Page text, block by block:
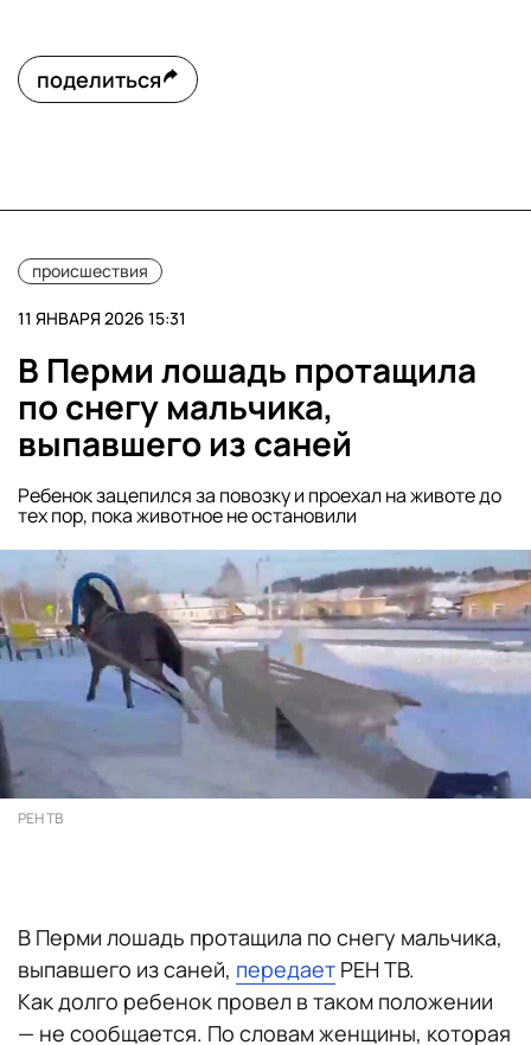
поделиться
происшествия
11 ЯНВАРЯ 2026 15:31
В Перми лошадь протащила
по снегу мальчика,
выпавшего из саней
Ребенок зацепился за повозку и проехал на животе до
тех пор, пока животное не остановили
РЕН ТВ
В Перми лошадь протащила по снегу мальчика,
выпавшего из саней, передает РЕН ТВ.
Как долго ребенок провел в таком положении
— не сообщается. По словам женщины, которая